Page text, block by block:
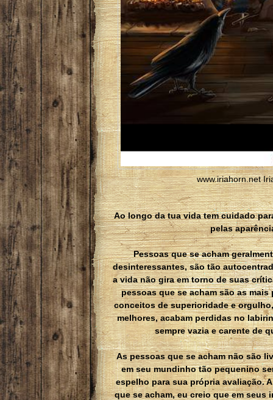
www.iriahorn.net
Ao longo da tua vida tem cuidado
pelas
Pessoas que se acham
desinteressantes, são tão
a vida não gira em torno de suas
pessoas que se acham são as
conceitos de superioridade e
melhores, acabam perdidas no
sempre vazia e carente de
As pessoas que se acham não são
em seu mundinho tão pequenino
espelho para sua própria avaliação.
que se acham, eu creio que em seus